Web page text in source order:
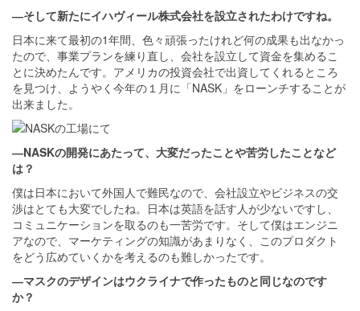
―そして新たにイハヴィール株式会社を設立されたわけですね。
日本に来て最初の1年間、色々頑張ったけれど何の成果も出なかっ
たので、事業プランを練り直し、会社を設立して資金を集めるこ
とに決めたんです。アメリカの投資会社で出資してくれるところ
を見つけ、ようやく今年の１月に「NASK」をローンチすることが
出来ました。
―NASKの開発にあたって、大変だったことや苦労したことなど
は？
僕は日本において外国人で難民なので、会社設立やビジネスの交
渉はとても大変でしたね。日本は英語を話す人が少ないですし、
コミュニケーションを取るのも一苦労です。そして僕はエンジニ
アなので、マーケティングの知識があまりなく、このプロダクト
をどう広めていくかを考えるのも難しかったです。
―マスクのデザインはウクライナで作ったものと同じなのです
か？